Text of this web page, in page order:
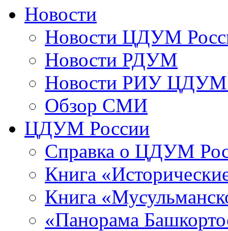
Новости
Новости ЦДУМ
Новости РДУМ
Новости РИУ ЦДУМ
Обзор СМИ
ЦДУМ России
Справка о ЦДУМ
Книга
Книга
«Панорама